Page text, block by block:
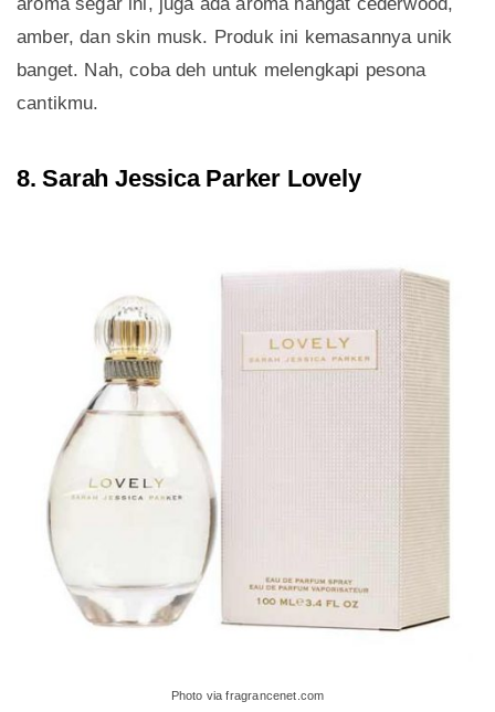
amber, dan skin musk. Produk ini kemasannya unik
banget. Nah, coba deh untuk melengkapi pesona
cantikmu.
8. Sarah Jessica Parker Lovely
Photo via fragrancenet.com